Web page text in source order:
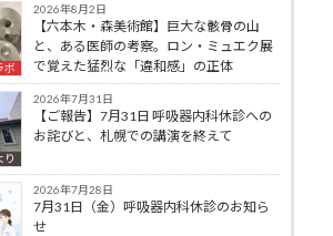
ボ
2026年8月2日
【六本木・森美術館】巨大な骸骨の山
と、ある医師の考察。ロン・ミュエク展
で覚えた猛烈な「違和感」の正体
り
2026年7月31日
【ご報告】7月31日 呼吸器内科休診への
お詫びと、札幌での講演を終えて
2026年7月28日
7月31日（金）呼吸器内科休診のお知ら
せ